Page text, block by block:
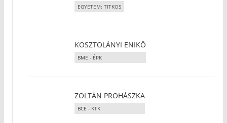
EGYETEM: TITKOS
KOSZTOLÁNYI ENIKŐ
BME - ÉPK
ZOLTÁN PROHÁSZKA
BCE - KTK